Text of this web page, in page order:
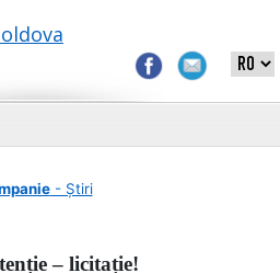
- Știri
– licitație!